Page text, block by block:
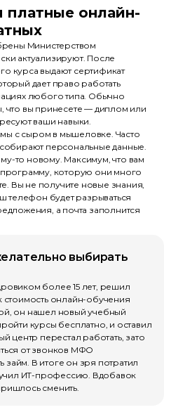
платные онлайн-
Министерством
актуализируют. После
курса выдают сертификат
дает право работать
любого типа. Обычно
что вы принесете — диплом или
ваши навыки.
с сыром в мышеловке. Часто
персональные данные.
то новому. Максимум, что вам
которую они много
Вы не получите новые знания,
телефон будет разрываться
а почта заполнится
выбирать
более 15 лет, решил
стоимость онлайн-обучения
он нашел новый учебный
курсы бесплатно, и оставил
центр перестал работать, зато
от звонков МФО
В итоге он зря потратил
ИТ-профессию. Вдобавок
сменить.